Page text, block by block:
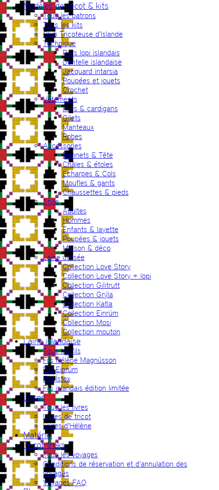
Modèles de tricot & kits
Tous les patrons
Tous les kits
Club Tricoteuse d’Islande
Technique
Pulls lopi islandais
Dentelle islandaise
Jacquard intarsia
Poupées et jouets
Crochet
Vêtements
Pulls & cardigans
Gilets
Manteaux
Robes
Accessories
Bonnets & Tête
Châles & étoles
Echarpes & Cols
Moufles & gants
Chaussettes & pieds
Style
Adultes
Hommes
Enfants & layette
Poupées & jouets
Maison & déco
Laine utilisée
Collection Love Story
Collection Love Story + lopi
Collection Gilitrutt
Collection Grýla
Collection Katla
Collection Einrúm
Collection Mosi
Collection mouton
Laine islandaise
Tous les fils
Fils Hélène Magnússon
Fils Einrúm
Fils Ístex
Fils islandais édition limitée
Livres
Tous les livres
Livres de tricot
Livres d’Hélène
Matériel
Tricot-treks
Tous les voyages
Conditions de réservation et d’annulation des
voyages
Voyages FAQ